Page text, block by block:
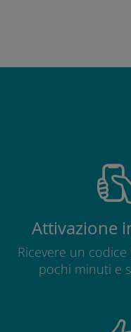
Attivazione
Ricevere un codice
pochi minuti e